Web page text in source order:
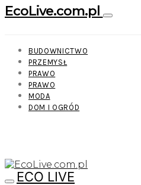
EcoLive.com.pl
BUDOWNICTWO
PRZEMYSŁ
PRAWO
PRAWO
MODA
DOM I OGRÓD
ECO LIVE